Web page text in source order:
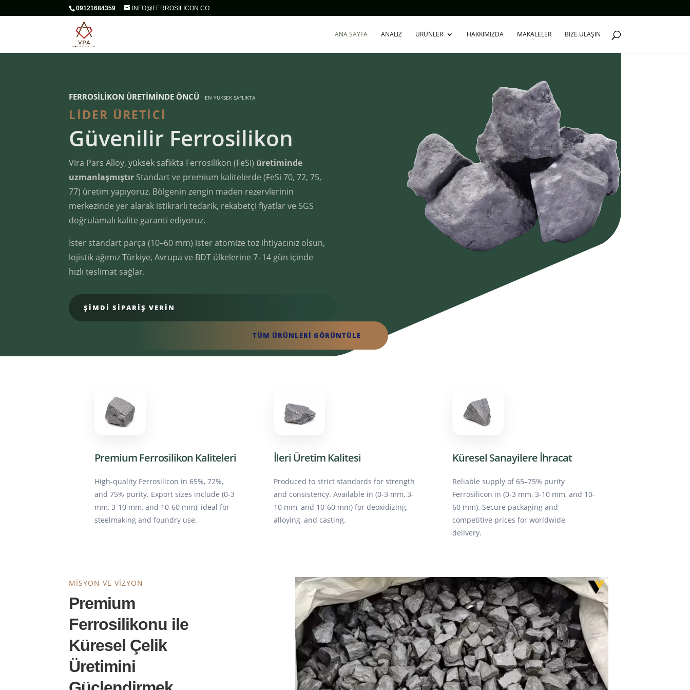
09121684359 INFO@FERROSILICON.CO
ANA SAYFA ANALIZ ÜRÜNLER HAKKIMIZDA MAKALELER BIZE ULAŞIN
FERROSILIKON ÜRETIMINDE ÖNCÜ EN YÜKSEK SAFLIKTA
EN İYI FIYAT
Güvenilir Ferrosilikon
Vira Pars Alloy, yüksek saflıkta Ferrosilikon (FeSi) üretiminde
uzmanlaşmıştır Standart ve premium kalitelerde (FeSi 70, 72, 75,
77) üretim yapıyoruz. Bölgenin zengin maden rezervlerinin
merkezinde yer alarak istikrarlı tedarik, rekabetçi fiyatlar ve SGS
doğrulamalı kalite garanti ediyoruz.
İster standart parça (10–60 mm) ister atomize toz ihtiyacınız olsun,
lojistik ağımız Türkiye, Avrupa ve BDT ülkelerine 7–14 gün içinde
hızlı teslimat sağlar.
ŞİMDİ SİPARİŞ VERİN
TÜM ÜRÜNLERİ GÖRÜNTÜLE
Premium Ferrosilikon Kaliteleri
High-quality Ferrosilicon in 65%, 72%,
and 75% purity. Export sizes include (0-3
mm, 3-10 mm, and 10-60 mm), ideal for
steelmaking and foundry use.
İleri Üretim Kalitesi
Produced to strict standards for strength
and consistency. Available in (0-3 mm, 3-
10 mm, and 10-60 mm) for deoxidizing,
alloying, and casting.
Küresel Sanayilere İhracat
Reliable supply of 65–75% purity
Ferrosilicon in (0-3 mm, 3-10 mm, and 10-
60 mm). Secure packaging and
competitive prices for worldwide
delivery.
MISYON VE VIZYON
Premium
Ferrosilikonu ile
Küresel Çelik
Üretimini